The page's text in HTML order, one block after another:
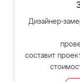
Дизайнер-
составит